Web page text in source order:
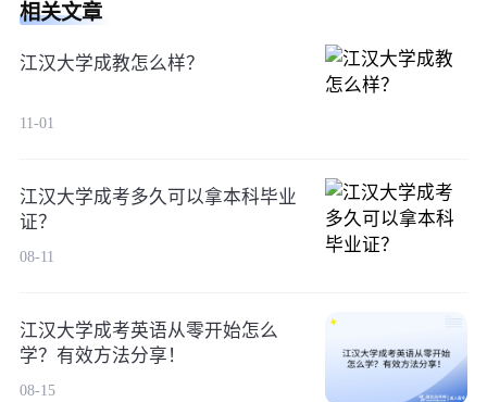
相关文章
江汉大学成教怎么样？
11-01
江汉大学成考多久可以拿本科毕业
证？
08-11
江汉大学成考英语从零开始怎么
学？有效方法分享！
08-15